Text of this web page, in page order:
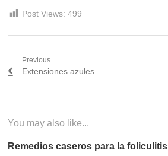
Post Views: 499
Navegación
Previous
Previous
Extensiones azules
You may also like...
Remedios caseros para la foliculitis